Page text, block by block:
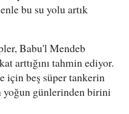
bu su yolu artık
Babu'l Mendeb
arttığını tahmin ediyor.
için beş süper tankerin
yoğun günlerinden birini